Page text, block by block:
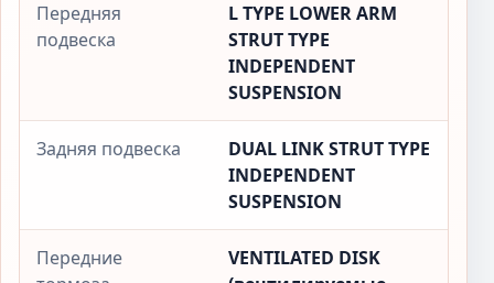
Передняя
подвеска
L TYPE LOWER ARM
STRUT TYPE
INDEPENDENT
SUSPENSION
Задняя подвеска
DUAL LINK STRUT TYPE
INDEPENDENT
SUSPENSION
Передние
VENTILATED DISK